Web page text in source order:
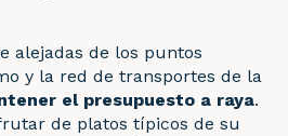
alejadas de los puntos
y la red de transportes de la
el presupuesto a raya.
de platos típicos de su